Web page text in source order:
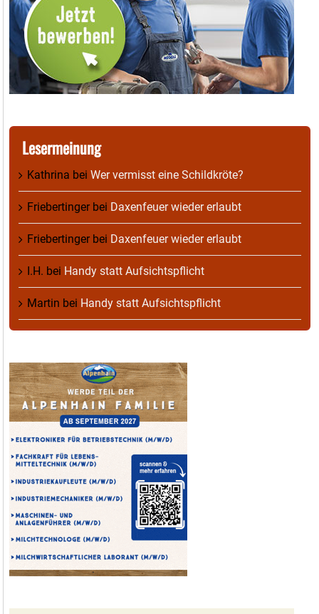
Lesermeinung
Kathrina bei Wer vermisst eine Schildkröte?
Friebertingerbei Daxenfeuer wieder erlaubt
Friebertingerbei Daxenfeuer wieder erlaubt
I.H. bei Handy statt Aufsichtspflicht
Martin bei Handy statt Aufsichtspflicht